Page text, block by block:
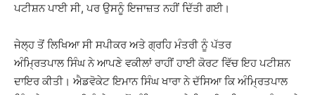
ਪਟੀਸ਼ਨ ਪਾਈ ਸੀ, ਪਰ ਉਸਨੂੰ ਇਜਾਜ਼ਤ ਨਹੀਂ ਦਿੱਤੀ ਗਈ।
ਜੇਲ੍ਹ ਤੋਂ ਲਿਖਿਆ ਸੀ ਸਪੀਕਰ ਅਤੇ ਗ੍ਰਹਿ ਮੰਤਰੀ ਨੂੰ ਪੱਤਰ
ਅੰਮ੍ਰਿਤਪਾਲ ਸਿੰਘ ਨੇ ਆਪਣੇ ਵਕੀਲਾਂ ਰਾਹੀਂ ਹਾਈ ਕੋਰਟ ਵਿੱਚ ਇਹ ਪਟੀਸ਼ਨ
ਦਾਇਰ ਕੀਤੀ। ਐਡਵੋਕੇਟ ਇਮਾਨ ਸਿੰਘ ਖਾਰਾ ਨੇ ਦੱਸਿਆ ਕਿ ਅੰਮ੍ਰਿਤਪਾਲ